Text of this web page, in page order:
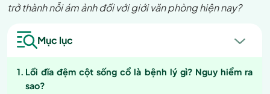
trở thành nỗi ám ảnh đối với giới văn phòng hiện nay?
Mục lục
Lồi đĩa đệm cột sống cổ là bệnh lý gì? Nguy hiểm ra
sao?